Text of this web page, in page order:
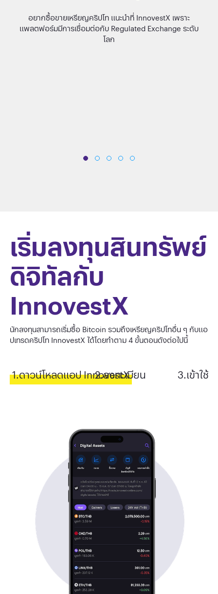
อยากซื้อขายเหรียญคริปโท แนะนำที่ InnovestX เพราะ
แพลตฟอร์มมีการเชื่อมต่อกับ Regulated Exchange ระดับ
โลก
เริ่มลงทุนสินทรัพย์
ดิจิทัลกับ
InnovestX
นักลงทุนสามารถเริ่มซื้อ Bitcoin รวมถึงเหรียญคริปโทอื่น ๆ กับแอ
ปเทรดคริปโท InnovestX ได้โดยทำตาม 4 ขั้นตอนดังต่อไปนี้
1.ดาวน์โหลดแอป InnovestX
2.ลงทะเบียน 3.เข้าใช้ง